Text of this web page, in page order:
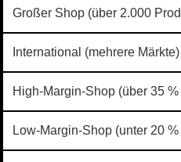
Großer Shop (über 2.000
International (mehrere Märkte)
High-Margin-Shop (über 35
Low-Margin-Shop (unter 20